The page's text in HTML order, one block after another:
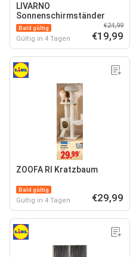
LIVARNO
Sonnenschirmständer
Bald gültig
Gültig in 4 Tagen
€24,99
€19,99
ZOOFA RI Kratzbaum
Bald gültig
Gültig in 4 Tagen €29,99